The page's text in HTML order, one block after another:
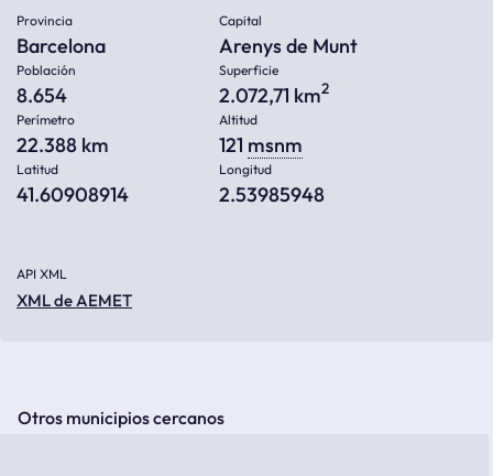
Provincia
Barcelona
Capital
Arenys de Munt
Población
8.654
Superficie
2.072,71 km2
Perímetro
22.388 km
Altitud
121 msnm
Latitud
41.60908914
Longitud
2.53985948
API XML
XML de AEMET
Otros municipios cercanos